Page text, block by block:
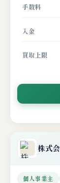
手数料
入金
買取上限
株式
個人事業主